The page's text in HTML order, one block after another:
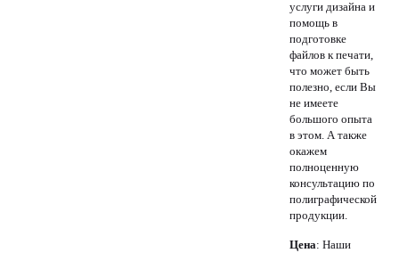
услуги дизайна и
помощь в
подготовке
файлов к печати,
что может быть
полезно, если Вы
не имеете
большого опыта
в этом. А также
окажем
полноценную
консультацию по
полиграфической
продукции.
Цена: Наши